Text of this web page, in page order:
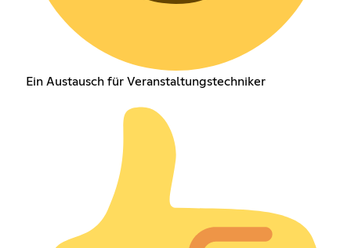
Ein Austausch für Veranstaltungstechniker